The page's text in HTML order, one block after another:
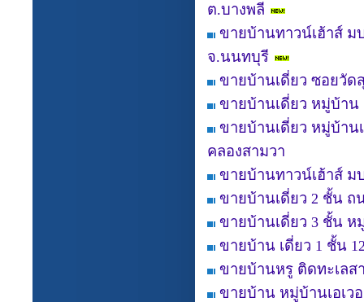
ต.บางพลี
ขายบ้านทาวน์เฮ้าส์ ม
จ.นนทบุรี
ขายบ้านเดี่ยว ซอยวั
ขายบ้านเดี่ยว หมู่บ้า
ขายบ้านเดี่ยว หมู่บ้าน
คลองสามวา
ขายบ้านทาวน์เฮ้าส์
ขายบ้านเดี่ยว 2 ชั้น ถ
ขายบ้านเดี่ยว 3 ชั้น ห
ขายบ้าน เดี่ยว 1 ชั้น
ขายบ้านหรู ติดทะเลส
ขายบ้าน หมู่บ้านเอเว